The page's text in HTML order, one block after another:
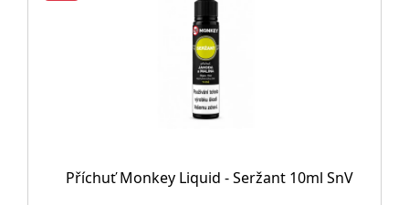
Příchuť Monkey Liquid - Seržant 10ml SnV